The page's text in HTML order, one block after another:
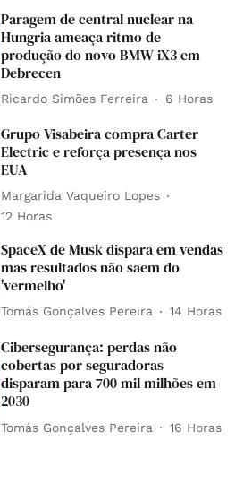
Paragem de central nuclear na
Hungria ameaça ritmo de
produção do novo BMW iX3 em
Debrecen
Ricardo Simões Ferreira 6 Horas
Grupo Visabeira compra Carter
Electric e reforça presença nos
EUA
Margarida Vaqueiro Lopes
12 Horas
SpaceX de Musk dispara em vendas
mas resultados não saem do
'vermelho'
Tomás Gonçalves Pereira 14 Horas
Cibersegurança: perdas não
cobertas por seguradoras
disparam para 700 mil milhões em
2030
Tomás Gonçalves Pereira 16 Horas